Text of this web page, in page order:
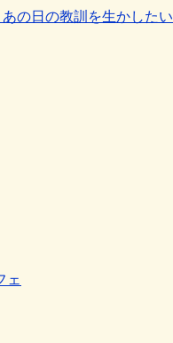
の日の教訓を生かしたい
ェ